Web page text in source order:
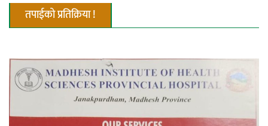
तपाईको प्रतिक्रिया !